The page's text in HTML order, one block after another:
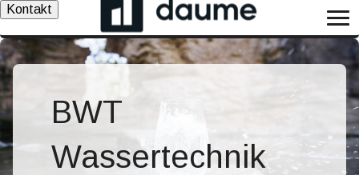
Kontakt
BWT
Wassertechnik